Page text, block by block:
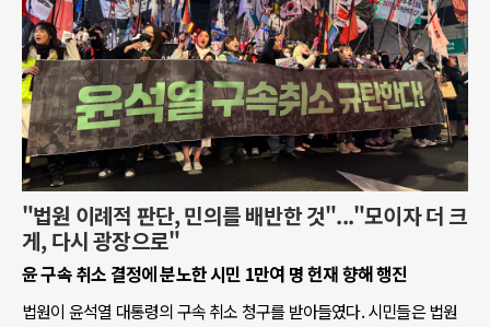
"법원 이례적 판단, 민의를 배반한 것"..."모이자 더 크
게, 다시 광장으로"
윤 구속 취소 결정에 분노한 시민 1만여 명 헌재 향해 행진
법원이 윤석열 대통령의 구속 취소 청구를 받아들였다. 시민들은 법원